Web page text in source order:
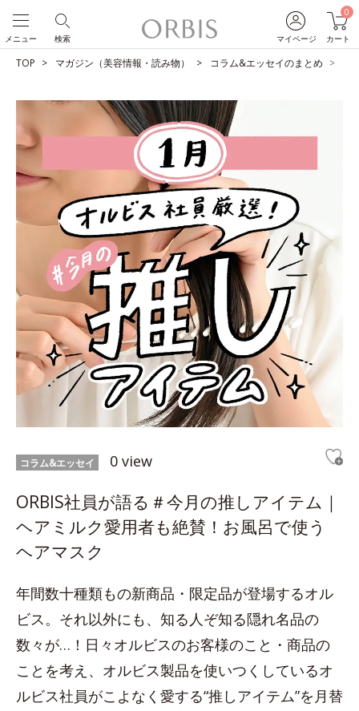
マイページ
0
カート
検索
メニュー
TOP マガジン（美容情報・読み物） コラム&エッセイのまとめ
コラム&エッセイ 0 view
ORBIS社員が語る＃今月の推しアイテム｜
ヘアミルク愛用者も絶賛！お風呂で使う
ヘアマスク
年間数十種類もの新商品・限定品が登場するオル
ビス。それ以外にも、知る人ぞ知る隠れ名品の
数々が…！日々オルビスのお客様のこと・商品の
ことを考え、オルビス製品を使いつくしているオ
ルビス社員がこよなく愛する“推しアイテム”を月替